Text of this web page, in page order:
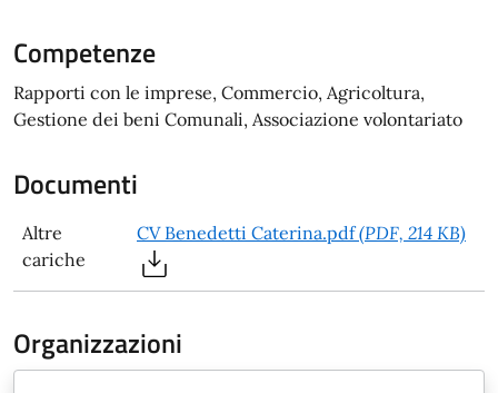
Competenze
Rapporti con le imprese, Commercio, Agricoltura,
Gestione dei beni Comunali, Associazione volontariato
Documenti
Altre
cariche
CV Benedetti Caterina.pdf(PDF, 214 KB)
Organizzazioni